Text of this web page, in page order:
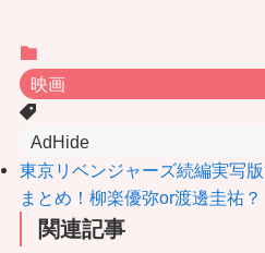
映画
AdHide
東京リベンジャーズ続編実写
まとめ！柳楽優弥or渡邊圭祐？
関連記事